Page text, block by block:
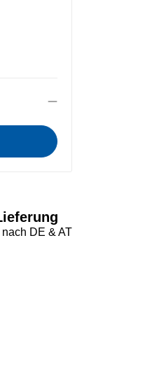
DE & AT